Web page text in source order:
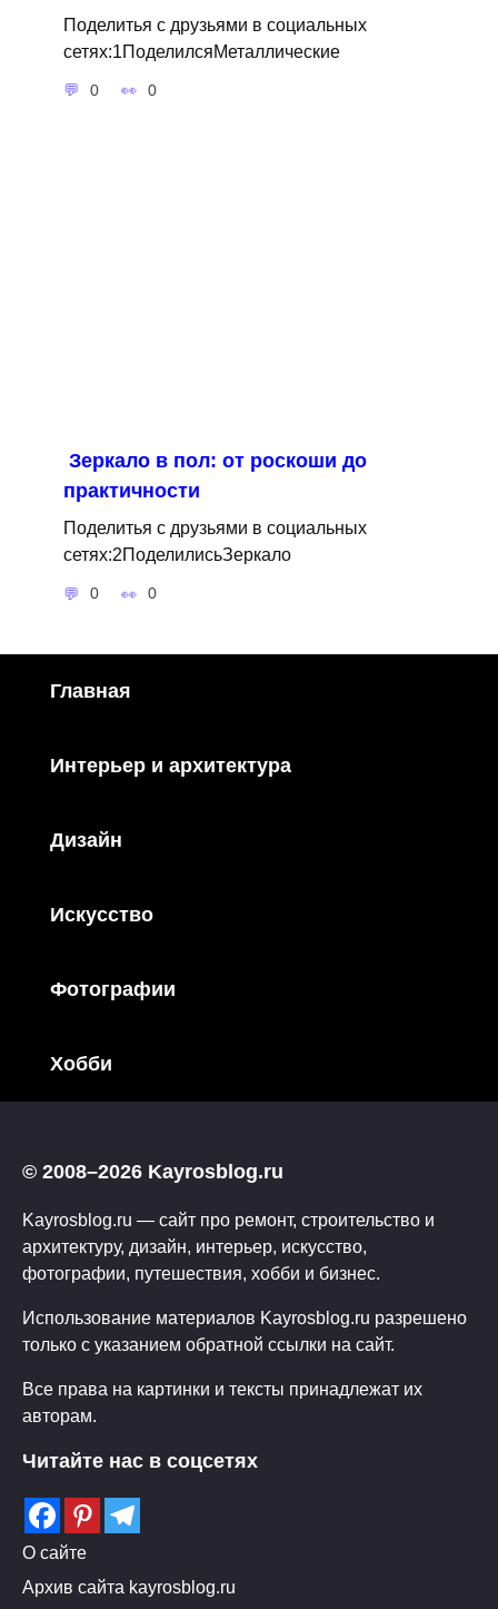
Поделитья с друзьями в социальных
сетях:1ПоделилсяМеталлические
0 0
Зеркало в пол: от роскоши до
практичности
Поделитья с друзьями в социальных
сетях:2ПоделилисьЗеркало
0 0
Главная
Интерьер и архитектура
Дизайн
Искусство
Фотографии
Хобби
© 2008–2026 Kayrosblog.ru
Kayrosblog.ru — сайт про ремонт, строительство и
архитектуру, дизайн, интерьер, искусство,
фотографии, путешествия, хобби и бизнес.
Использование материалов Kayrosblog.ru разрешено
только с указанием обратной ссылки на сайт.
Все права на картинки и тексты принадлежат их
авторам.
Читайте нас в соцсетях
О сайте
Архив сайта kayrosblog.ru